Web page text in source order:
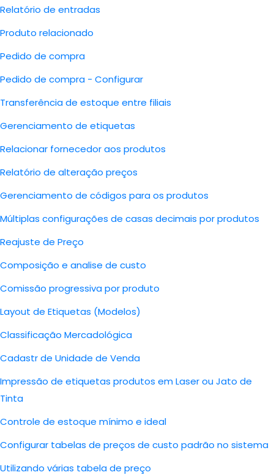
Relatório de entradas
Produto relacionado
Pedido de compra
Pedido de compra - Configurar
Transferência de estoque entre filiais
Gerenciamento de etiquetas
Relacionar fornecedor aos produtos
Relatório de alteração preços
Gerenciamento de códigos para os produtos
Múltiplas configurações de casas decimais por produtos
Reajuste de Preço
Composição e analise de custo
Comissão progressiva por produto
Layout de Etiquetas (Modelos)
Classificação Mercadológica
Cadastr de Unidade de Venda
Impressão de etiquetas produtos em Laser ou Jato de
Tinta
Controle de estoque mínimo e ideal
Configurar tabelas de preços de custo padrão no sistema
Utilizando várias tabela de preço